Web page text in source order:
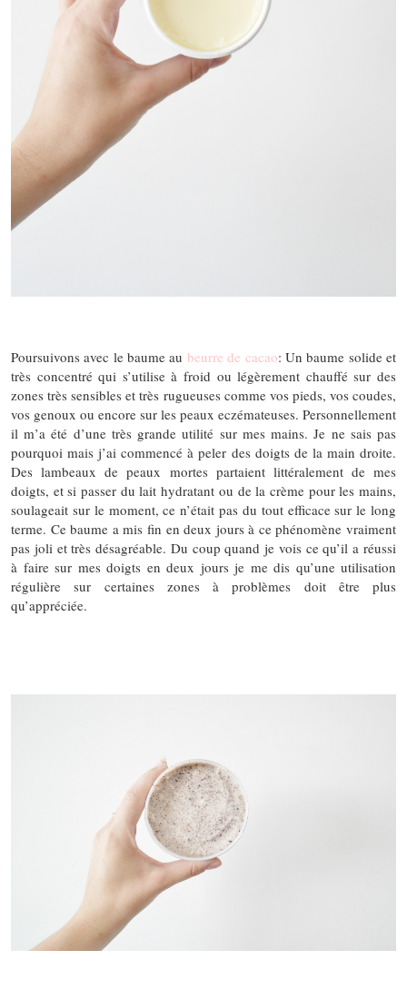
Poursuivons avec le baume au beurre de cacao: Un baume solide et
très concentré qui s’utilise à froid ou légèrement chauffé sur des
zones très sensibles et très rugueuses comme vos pieds, vos coudes,
vos genoux ou encore sur les peaux eczémateuses. Personnellement
il m’a été d’une très grande utilité sur mes mains. Je ne sais pas
pourquoi mais j’ai commencé à peler des doigts de la main droite.
Des lambeaux de peaux mortes partaient littéralement de mes
doigts, et si passer du lait hydratant ou de la crème pour les mains,
soulageait sur le moment, ce n’était pas du tout efficace sur le long
terme. Ce baume a mis fin en deux jours à ce phénomène vraiment
pas joli et très désagréable. Du coup quand je vois ce qu’il a réussi
à faire sur mes doigts en deux jours je me dis qu’une utilisation
régulière sur certaines zones à problèmes doit être plus
qu’appréciée.